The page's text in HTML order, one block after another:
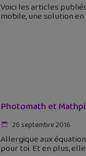
Voici les articles
mobile, une solution
Photomath et
26 septembre 2016
Allergique aux
pour toi. Et en plus,